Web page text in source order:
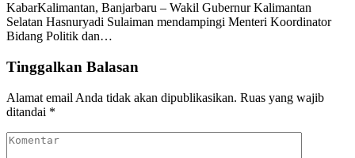
KabarKalimantan, Banjarbaru – Wakil Gubernur Kalimantan
Selatan Hasnuryadi Sulaiman mendampingi Menteri Koordinator
Bidang Politik dan…
Tinggalkan Balasan
Alamat email Anda tidak akan dipublikasikan. Ruas yang wajib
ditandai *